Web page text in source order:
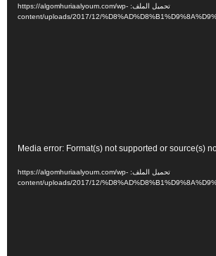
تحميل الملف: https://algomhuriaalyoum.com/wp-
content/uploads/2017/12/
Media error: Format(s) not supported or source(s)
تحميل الملف: https://algomhuriaalyoum.com/wp-
content/uploads/2017/12/